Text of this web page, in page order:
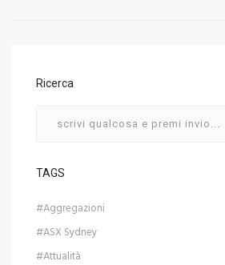
Ricerca
TAGS
#Aggregazioni
#ASX Sydney
#Attualità